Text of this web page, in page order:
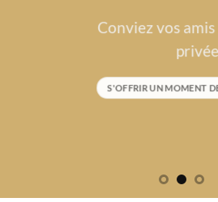
Conviez vos amis
privée
S'OFFRIR UN MOMENT DE